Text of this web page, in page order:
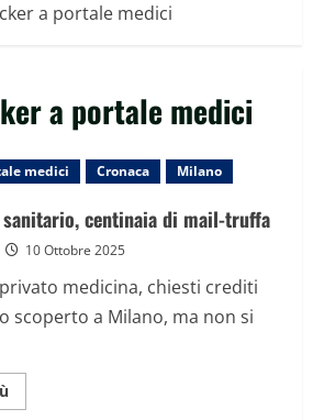
a portale medici
a portale medici
medici Cronaca Milano
centinaia di mail-truffa
10 Ottobre 2025
medicina, chiesti crediti
scoperto a Milano, ma non si
informazioni